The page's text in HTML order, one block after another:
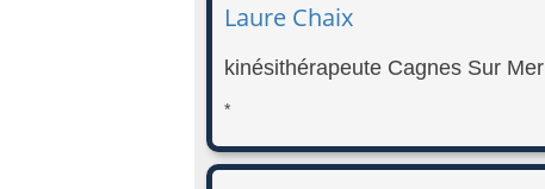
Laure Chaix
kinésithérapeute Cagnes Sur Mer
*